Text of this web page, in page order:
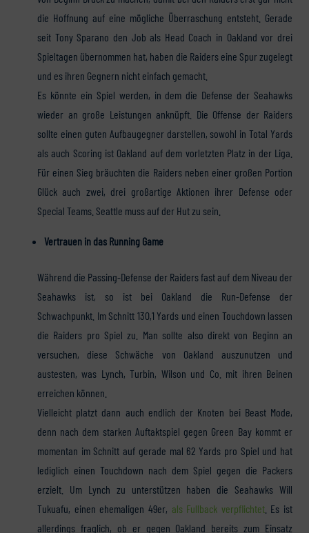
die Hoffnung auf eine mögliche Überraschung entsteht. Gerade
seit Tony Sparano den Job als Head Coach in Oakland vor drei
Spieltagen übernommen hat, haben die Raiders eine Spur zugelegt
und es ihren Gegnern nicht einfach gemacht.
Es könnte ein Spiel werden, in dem die Defense der Seahawks
wieder an große Leistungen anknüpft. Die Offense der Raiders
sollte einen guten Aufbaugegner darstellen, sowohl in Total Yards
als auch Scoring ist Oakland auf dem vorletzten Platz in der Liga.
Für einen Sieg bräuchten die Raiders neben einer großen Portion
Glück auch zwei, drei großartige Aktionen ihrer Defense oder
Special Teams. Seattle muss auf der Hut zu sein.
Vertrauen in das Running Game
Während die Passing-Defense der Raiders fast auf dem Niveau der
Seahawks ist, so ist bei Oakland die Run-Defense der
Schwachpunkt. Im Schnitt 130,1 Yards und einen Touchdown lassen
die Raiders pro Spiel zu. Man sollte also direkt von Beginn an
versuchen, diese Schwäche von Oakland auszunutzen und
austesten, was Lynch, Turbin, Wilson und Co. mit ihren Beinen
erreichen können.
Vielleicht platzt dann auch endlich der Knoten bei Beast Mode,
denn nach dem starken Auftaktspiel gegen Green Bay kommt er
momentan im Schnitt auf gerade mal 62 Yards pro Spiel und hat
lediglich einen Touchdown nach dem Spiel gegen die Packers
erzielt. Um Lynch zu unterstützen haben die Seahawks Will
Tukuafu, einen ehemaligen 49er, als Fullback verpflichtet. Es ist
allerdings fraglich, ob er gegen Oakland bereits zum Einsatz